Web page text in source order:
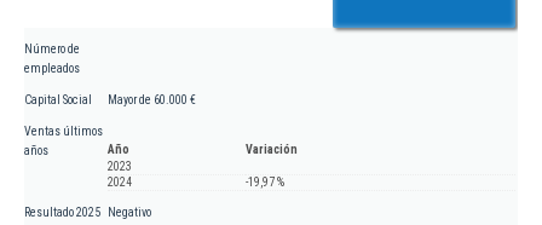
Número de
empleados
Capital Social Mayor de 60.000 €
Ventas últimos
años
Año
Variación
2023
2024
-19,97 %
Resultado 2025 Negativo